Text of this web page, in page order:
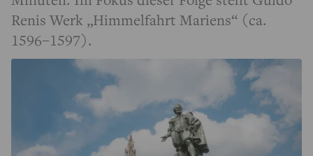
Renis Werk „Himmelfahrt Mariens“ (ca.
1596–1597).